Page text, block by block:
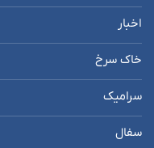
اخبار
خاک سرخ
سرامیک
سفال